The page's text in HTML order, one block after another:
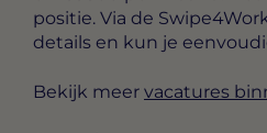
positie. Via de
details en kun je
Bekijk meer vacatures